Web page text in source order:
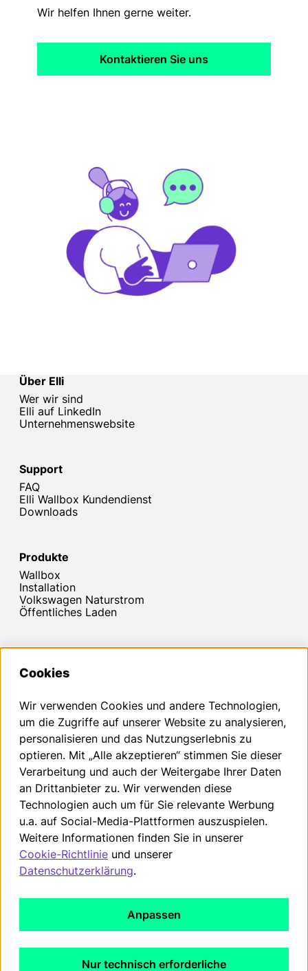
Wir helfen Ihnen gerne weiter.
Kontaktieren Sie uns
Über Elli
Wer wir sind
Elli auf LinkedIn
Unternehmenswebsite
Support
FAQ
Elli Wallbox Kundendienst
Downloads
Produkte
Wallbox
Installation
Volkswagen Naturstrom
Öffentliches Laden
Den Widerruf deines Vertrags kannst du innerhalb der
gesetzlichen Frist hier beantragen.
Vertrag widerrufen
Impressum
Datenschutzerklärung
AGB
Cookies
Wir verwenden Cookies und andere Technologien,
um die Zugriffe auf unserer Website zu analysieren,
personalisieren und das Nutzungserlebnis zu
optieren. Mit „Alle akzeptieren“ stimmen Sie dieser
Verarbeitung und auch der Weitergabe Ihrer Daten
an Drittanbieter zu. Wir verwenden diese
Technologien auch um für Sie relevante Werbung
u.a. auf Social-Media-Plattformen auszuspielen.
Weitere Informationen finden Sie in unserer
Cookie-Richtlinie und unserer
Datenschutzerklärung.
Anpassen
Nur technisch erforderliche